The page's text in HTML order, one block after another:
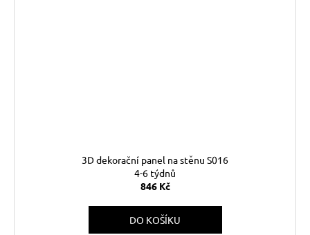
3D dekorační panel na stěnu S016
4-6 týdnů
846 Kč
DO KOŠÍKU